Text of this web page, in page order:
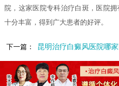
院，这家医院专科治疗白斑，医院
十分丰富，得到广大患者的好评。
下一篇： 昆明治疗白癜风医院哪家比较